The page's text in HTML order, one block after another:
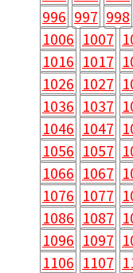
996 997 998
1006 1007
1016 1017
1026 1027
1036 1037
1046 1047
1056 1057
1066 1067
1076 1077
1086 1087
1096 1097
1106 1107